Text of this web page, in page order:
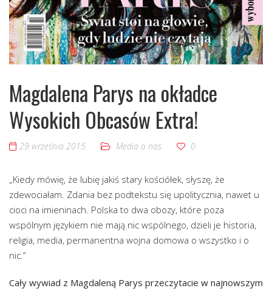
Magdalena Parys na okładce
Wysokich Obcasów Extra!
29 września 2015 Media o nas 0
„Kiedy mówię, że lubię jakiś stary kościółek, słyszę, że
zdewociałam. Zdania bez podtekstu się upolitycznia, nawet u
cioci na imieninach. Polska to dwa obozy, które poza
wspólnym językiem nie mają nic wspólnego, dzieli je historia,
religia, media, permanentna wojna domowa o wszystko i o
nic.”
Cały wywiad z Magdaleną Parys przeczytacie w najnowszym